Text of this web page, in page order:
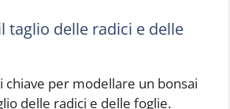
taglio delle radici e delle
chiave per modellare un bonsai
delle radici e delle foglie.